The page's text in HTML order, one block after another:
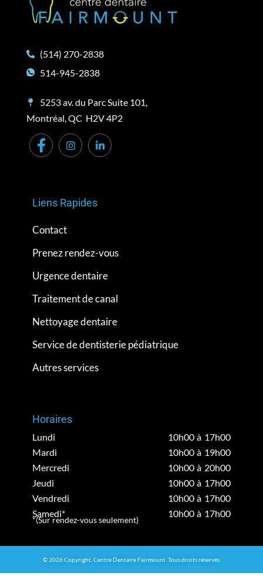
(514) 270-2838
514-945-2838
5253 av. du Parc Suite 101,
Montréal, QC H2V 4P2
Liens Rapides
Contact
Prenez rendez-vous
Urgence dentaire
Traitement de canal
Nettoyage dentaire
Service de dentisterie pédiatrique
Autres services
Horaires
Lundi
10h00 à 17h00
Mardi
10h00 à 19h00
Mercredi
10h00 à 20h00
Jeudi
10h00 à 17h00
Vendredi
10h00 à 17h00
Samedi*
10h00 à 17h00
*(Sur rendez-vous seulement)
© 2026 Copyright. Centre Dentaire Fairmount. Tous droits réservés.